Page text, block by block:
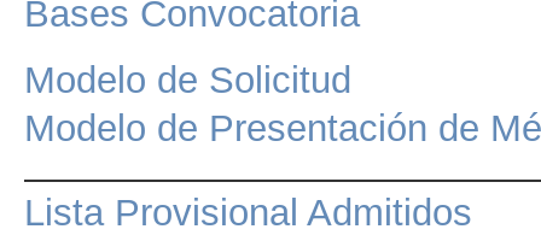
Bases Convocatoria
Modelo de Solicitud
Modelo de Presentación de
Lista Provisional Admitidos